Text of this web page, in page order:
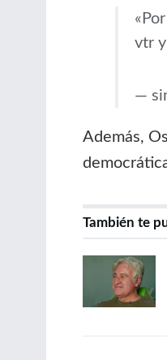
vtr
—
Además,
También te